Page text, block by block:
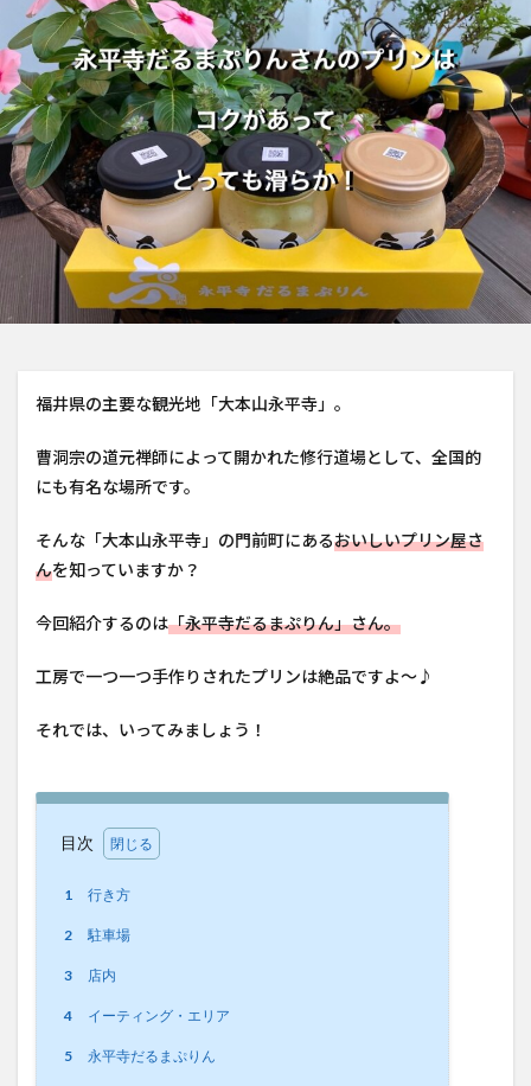
福井県の主要な観光地「大本山永平寺」。
曹洞宗の道元禅師によって開かれた修行道場として、全国的
にも有名な場所です。
そんな「大本山永平寺」の門前町にあるおいしいプリン屋さ
んを知っていますか？
今回紹介するのは「永平寺だるまぷりん」さん。
工房で一つ一つ手作りされたプリンは絶品ですよ〜♪
それでは、いってみましょう！
目次
1 行き方
2 駐車場
3 店内
4 イーティング・エリア
5 永平寺だるまぷりん